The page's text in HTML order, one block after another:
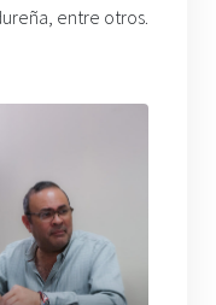
entre otros.